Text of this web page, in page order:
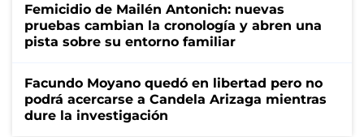
Femicidio de Mailén Antonich: nuevas
pruebas cambian la cronología y abren una
pista sobre su entorno familiar
Facundo Moyano quedó en libertad pero no
podrá acercarse a Candela Arizaga mientras
dure la investigación